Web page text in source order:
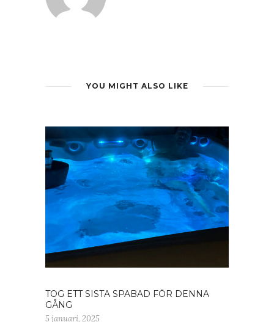
YOU MIGHT ALSO LIKE
TOG ETT SISTA SPABAD FÖR DENNA
GÅNG
5 januari, 2025